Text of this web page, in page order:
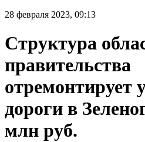
28 февраля 2023, 09:13
Структура
правительства
отремонтирует
дороги в
млн руб.